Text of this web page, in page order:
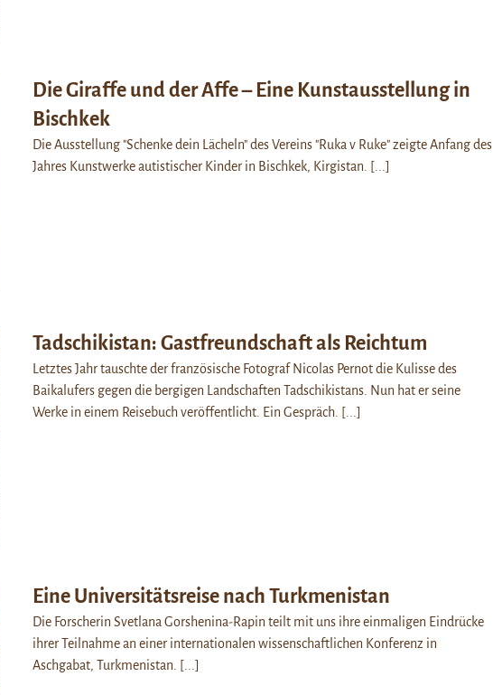
Die Giraffe und der Affe – Eine Kunstausstellung in
Bischkek
Die Ausstellung "Schenke dein Lächeln" des Vereins "Ruka v Ruke" zeigte Anfang des
Jahres Kunstwerke autistischer Kinder in Bischkek, Kirgistan.
[...]
Tadschikistan: Gastfreundschaft als Reichtum
Letztes Jahr tauschte der französische Fotograf Nicolas Pernot die Kulisse des
Baikalufers gegen die bergigen Landschaften Tadschikistans. Nun hat er seine
Werke in einem Reisebuch veröffentlicht. Ein Gespräch. [...]
Eine Universitätsreise nach Turkmenistan
Die Forscherin Svetlana Gorshenina-Rapin teilt mit uns ihre einmaligen Eindrücke
ihrer Teilnahme an einer internationalen wissenschaftlichen Konferenz in
Aschgabat, Turkmenistan.
[...]